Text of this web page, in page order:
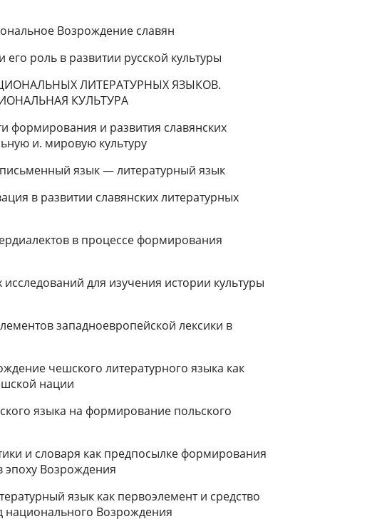
Воз­рождение славян
роль в раз­витии русской культуры
ЛИТЕРАТУРНЫХ ЯЗЫКОВ.
КУЛЬТУРА
формирования и развития славянских
и. мировую культуру
язык — литературный язык
в развитии славянских литературных
в процессе формирования
для изучения истории культуры
западно­европейской лексики в
чеш­ского литературного языка как
нации
языка на фор­мирование польского
и словаря как предпосылке формирования
эпоху Возрождения
язык как первоэлемент и средство
национального Возрождения